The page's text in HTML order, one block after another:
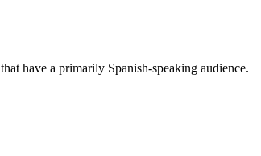
have a primarily Spanish-speaking audience.